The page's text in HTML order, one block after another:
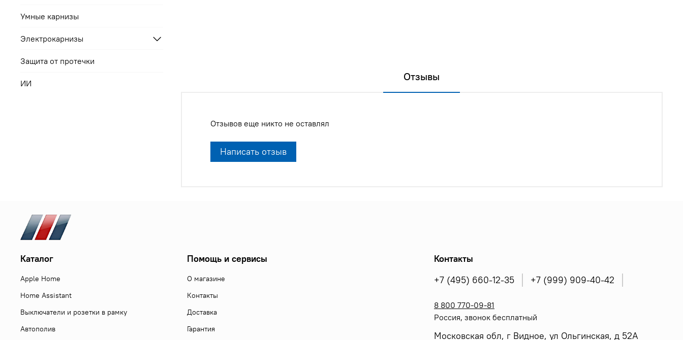
Отзывы
Отзывов еще никто не оставлял
Написать отзыв
Умные карнизы
Электрокарнизы
Защита от протечки
ИИ
Каталог
Apple Home
Home Assistant
Выключатели и розетки в рамку
Автополив
Помощь и сервисы
О магазине
Контакты
Доставка
Гарантия
Контакты
+7 (495) 660-12-35
+7 (999) 909-40-42
8 800 770-09-81
Россия, звонок бесплатный
Московская обл, г Видное, ул Ольгинская, д 52А